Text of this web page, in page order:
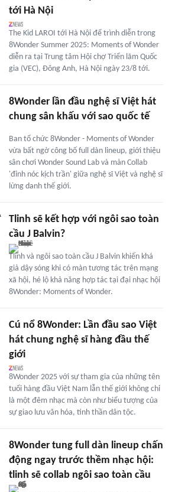
tới Hà Nội
The Kid LAROI tới Hà Nội để trình diễn trong
8Wonder Summer 2025: Moments of Wonder
diễn ra tại Trung tâm Hội chợ Triển lãm Quốc
gia (VEC), Đông Anh, Hà Nội ngày 23/8 tới.
8Wonder lần đầu nghệ sĩ Việt hát
chung sân khấu với sao quốc tế
Ban tổ chức 8Wonder - Moments of Wonder
vừa bất ngờ công bố full dàn lineup, giới thiệu
sân chơi Wonder Sound Lab và màn Collab
'đỉnh nóc kịch trần' giữa nghệ sĩ Việt và nghệ sĩ
lừng danh thế giới.
Tlinh sẽ kết hợp với ngôi sao toàn
cầu J Balvin?
Tlinh và ngôi sao toàn cầu J Balvin khiến khá
giả dậy sóng khi có màn tương tác trên mạng
xã hội, hé lộ khả năng hợp tác tại đại nhạc hội
8Wonder: Moments of Wonder.
Cú nổ 8Wonder: Lần đầu sao Việt
hát chung nghệ sĩ hàng đầu thế
giới
8Wonder 2025 với sự tham gia của những tên
tuổi hàng đầu Việt Nam lẫn thế giới không chỉ
là một đêm nhạc mà còn như biểu tượng của
sự giao lưu văn hóa, tinh thần dân tộc.
8Wonder tung full dàn lineup chấn
động ngay trước thềm nhạc hội:
tlinh sẽ collab ngôi sao toàn cầu